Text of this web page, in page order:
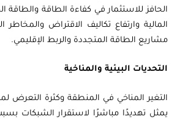
الحافز للاستثمار في كفاءة الطاقة والطاقة
المالية وارتفاع تكاليف الاقتراض والمخاطر
مشاريع الطاقة المتجددة والربط الإقليمي.
التحديات البيئية والمناخية
التغير المناخي في المنطقة وكثرة التعرض
يمثل تهديدًا مباشرًا لاستقرار الشبكات بسبب